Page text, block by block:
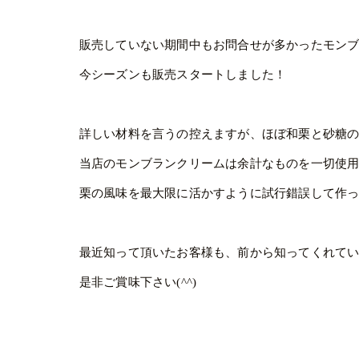
販売していない期間中もお問合せが多かったモンブ
今シーズンも販売スタートしました！
詳しい材料を言うの控えますが、ほぼ和栗と砂糖
当店のモンブランクリームは余計なものを一切使
栗の風味を最大限に活かすように試行錯誤して作
最近知って頂いたお客様も、前から知ってくれて
是非ご賞味下さい(^^)